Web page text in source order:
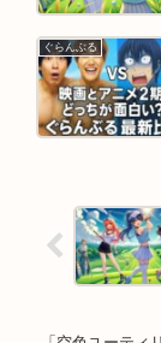
ぐらんぶる